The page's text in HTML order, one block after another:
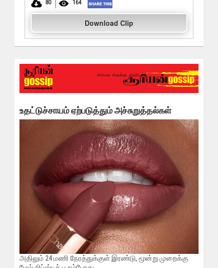
80 164
Download Clip
உதட்டுச்சாயம் ஏற்படுத்தும் அச்சுறுத்தல்கள்
அதிலும் 24 மணி நேரத்துக்குள் இரண்டு, மூன்று முறைக்கு